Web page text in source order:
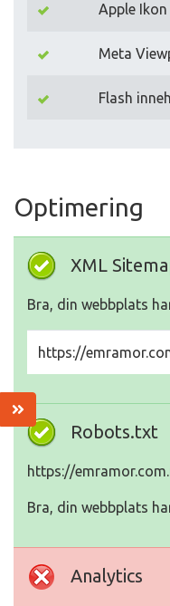
Apple Ikon
Meta
Flash
Optimering
XML
Bra, din webbplats
https://
Robots.txt
https://
Bra, din webbplats
Analytics